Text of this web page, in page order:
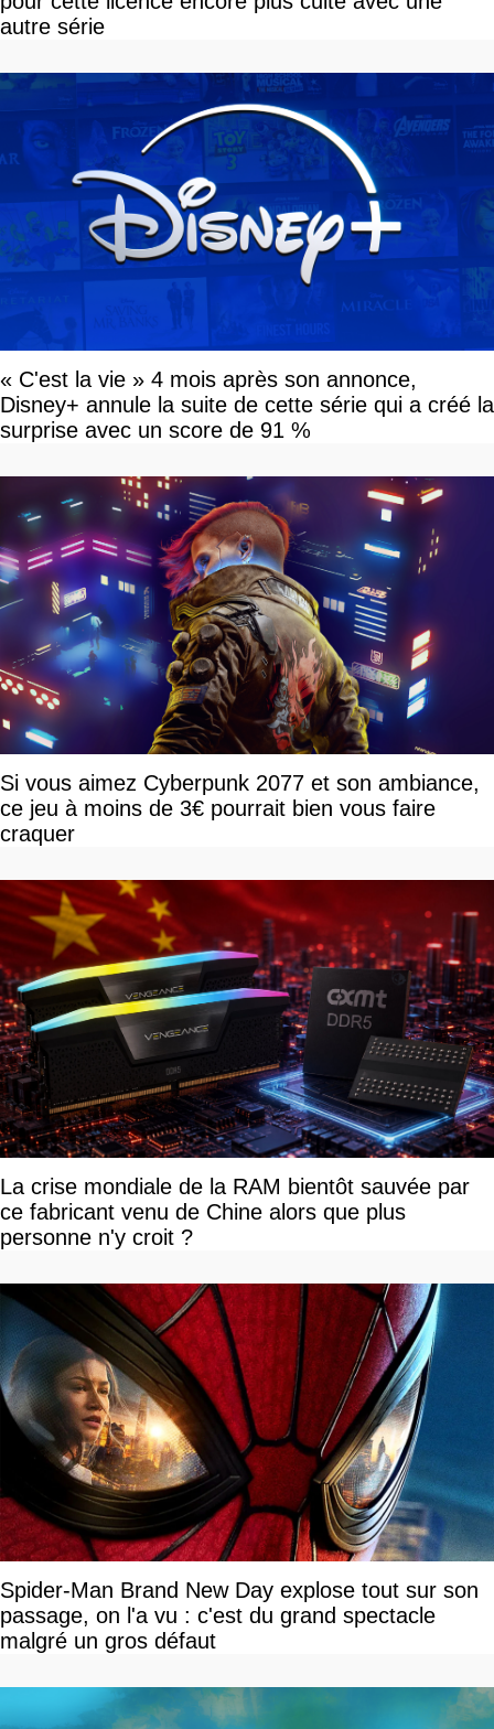
autre série
« C'est la vie » 4 mois après son annonce,
Disney+ annule la suite de cette série qui a créé la
surprise avec un score de 91 %
Si vous aimez Cyberpunk 2077 et son ambiance,
ce jeu à moins de 3€ pourrait bien vous faire
craquer
La crise mondiale de la RAM bientôt sauvée par
ce fabricant venu de Chine alors que plus
personne n'y croit ?
Spider-Man Brand New Day explose tout sur son
passage, on l'a vu : c'est du grand spectacle
malgré un gros défaut